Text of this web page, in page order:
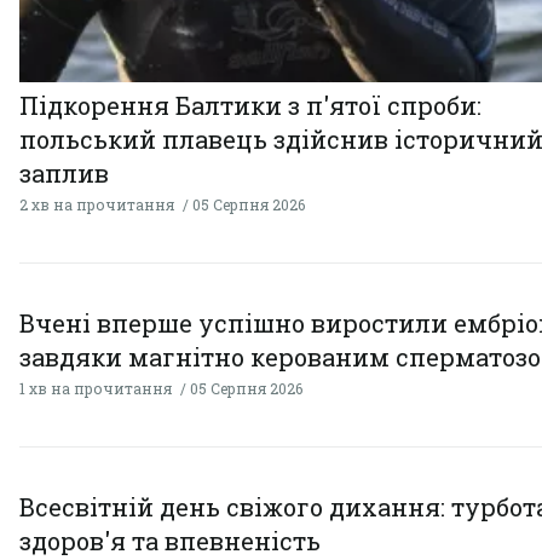
Підкорення Балтики з п'ятої спроби:
польський плавець здійснив історичний
заплив
2 хв на прочитання 05 Серпня 2026
Вчені вперше успішно виростили
завдяки магнітно керованим
1 хв на прочитання 05 Серпня 2026
Всесвітній день свіжого дихання:
здоров'я та впевненість